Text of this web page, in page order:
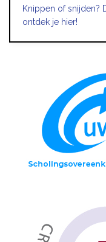
Knippen of snijden?
ontdek je hier!